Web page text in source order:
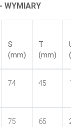
WYMIARY
S
(mm)
T
(mm)
U
74 45 180
75 65 205